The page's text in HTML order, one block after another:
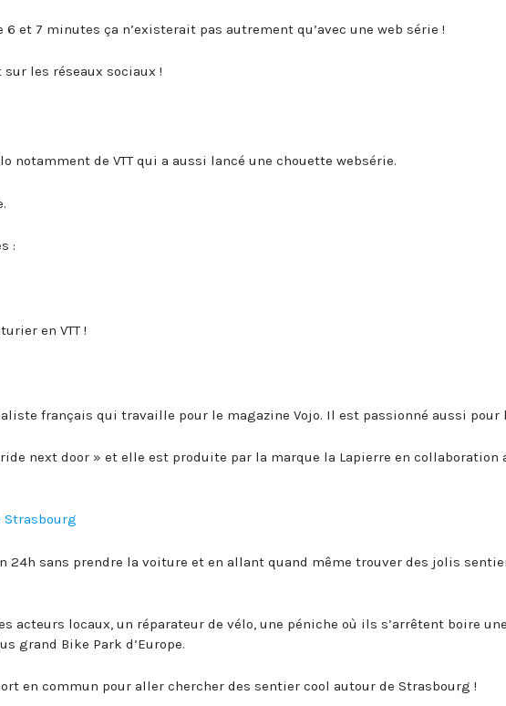
6 et 7 minutes ça n’existerait pas autrement qu’avec une web série !
les réseaux sociaux !
notamment de VTT qui a aussi lancé une chouette websérie.
:
en VTT !
français qui travaille pour le magazine Vojo. Il est passionné aussi pour
ride next door » et elle est produite par la marque la Lapierre en collaboration
Strasbourg
24h sans prendre la voiture et en allant quand même trouver des jolis
acteurs locaux, un réparateur de vélo, une péniche où ils s’arrêtent boire
grand Bike Park d’Europe.
en commun pour aller chercher des sentier cool autour de Strasbourg !